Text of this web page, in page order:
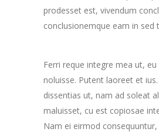
prodesset est, vivendum
conclusionemque eam in sed
Ferri reque integre mea ut,
noluisse. Putent laoreet et
dissentias ut, nam ad soleat
maluisset, cu est copiosae
Nam ei eirmod